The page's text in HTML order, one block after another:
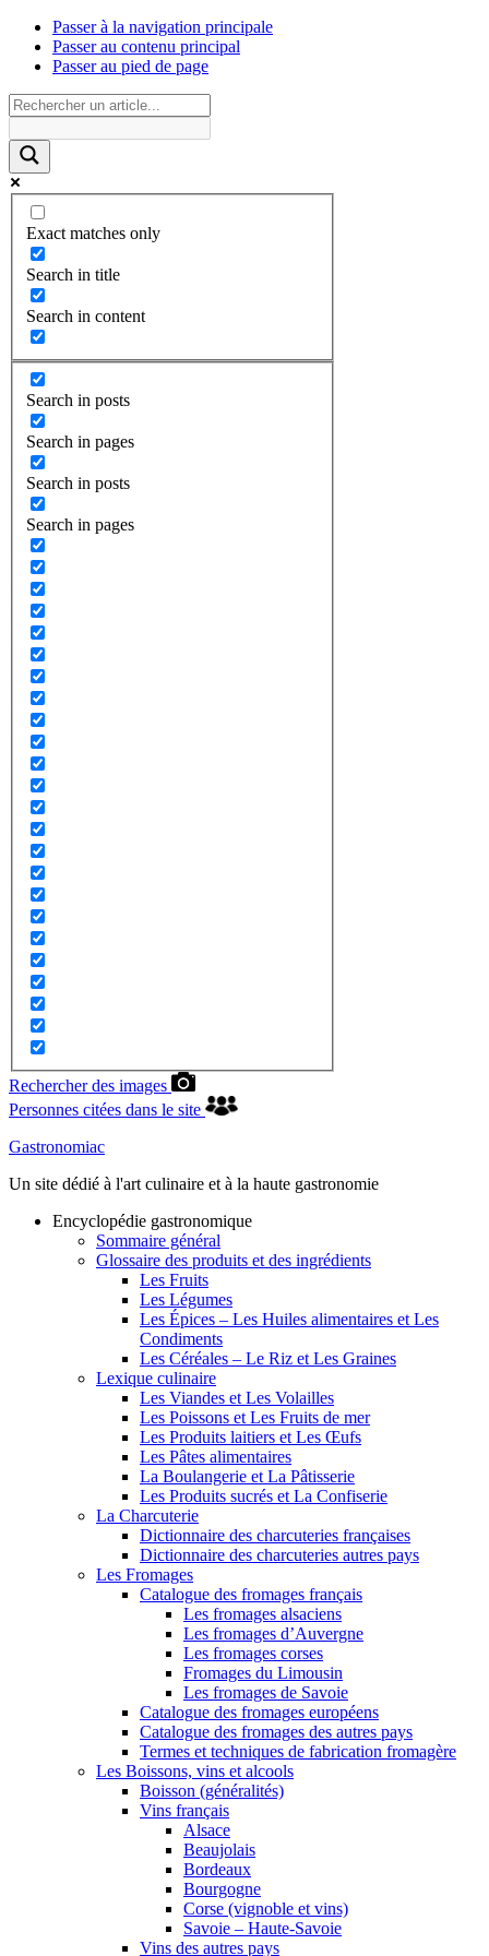
Passer à la navigation principale
Passer au contenu principal
Passer au pied de page
Exact matches only
Search in title
Search in content
Search in posts
Search in pages
Search in posts
Search in pages
Rechercher des images
Personnes citées dans le site
Gastronomiac
Un site dédié à l'art culinaire et à la haute gastronomie
Encyclopédie gastronomique
Sommaire général
Glossaire des produits et des ingrédients
Les Fruits
Les Légumes
Les Épices – Les Huiles alimentaires et Les
Condiments
Les Céréales – Le Riz et Les Graines
Lexique culinaire
Les Viandes et Les Volailles
Les Poissons et Les Fruits de mer
Les Produits laitiers et Les Œufs
Les Pâtes alimentaires
La Boulangerie et La Pâtisserie
Les Produits sucrés et La Confiserie
La Charcuterie
Dictionnaire des charcuteries françaises
Dictionnaire des charcuteries autres pays
Les Fromages
Catalogue des fromages français
Les fromages alsaciens
Les fromages d’Auvergne
Les fromages corses
Fromages du Limousin
Les fromages de Savoie
Catalogue des fromages européens
Catalogue des fromages des autres pays
Termes et techniques de fabrication fromagère
Les Boissons, vins et alcools
Boisson (généralités)
Vins français
Alsace
Beaujolais
Bordeaux
Bourgogne
Corse (vignoble et vins)
Savoie – Haute-Savoie
Vins des autres pays